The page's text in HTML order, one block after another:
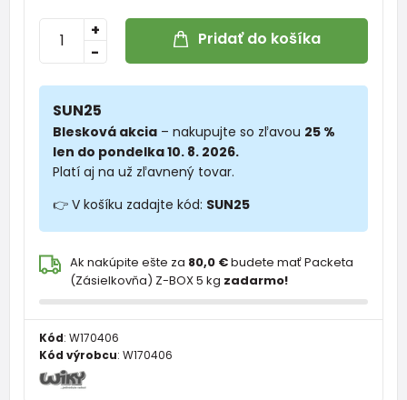
-
+ Pridať do košíka
SUN25
Blesková akcia – nakupujte so zľavou 25 %
len do pondelka 10. 8. 2026.
Platí aj na už zľavnený tovar.
👉 V košíku zadajte kód: SUN25
Ak nakúpite ešte za 80,0 €budete mať Packeta
(Zásielkovňa) Z-BOX 5 kg zadarmo!
Kód: W170406
Kód výrobcu: W170406